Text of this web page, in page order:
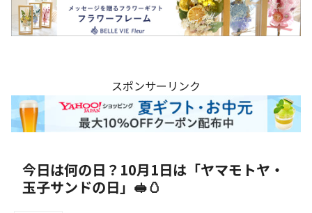
スポンサーリンク
今日は何の日？10月1日は「ヤマモトヤ・
玉子サンドの日」🥪🥚